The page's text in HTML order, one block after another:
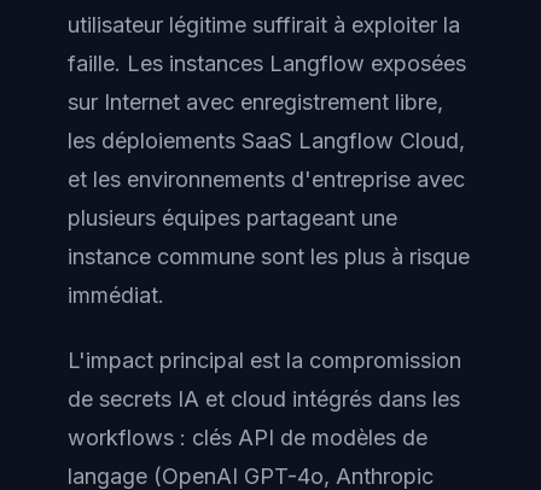
utilisateur légitime suffirait à exploiter la
faille. Les instances Langflow exposées
sur Internet avec enregistrement libre,
les déploiements SaaS Langflow Cloud,
et les environnements d'entreprise avec
plusieurs équipes partageant une
instance commune sont les plus à risque
immédiat.
L'impact principal est la compromission
de secrets IA et cloud intégrés dans les
workflows : clés API de modèles de
langage (OpenAI GPT-4o, Anthropic